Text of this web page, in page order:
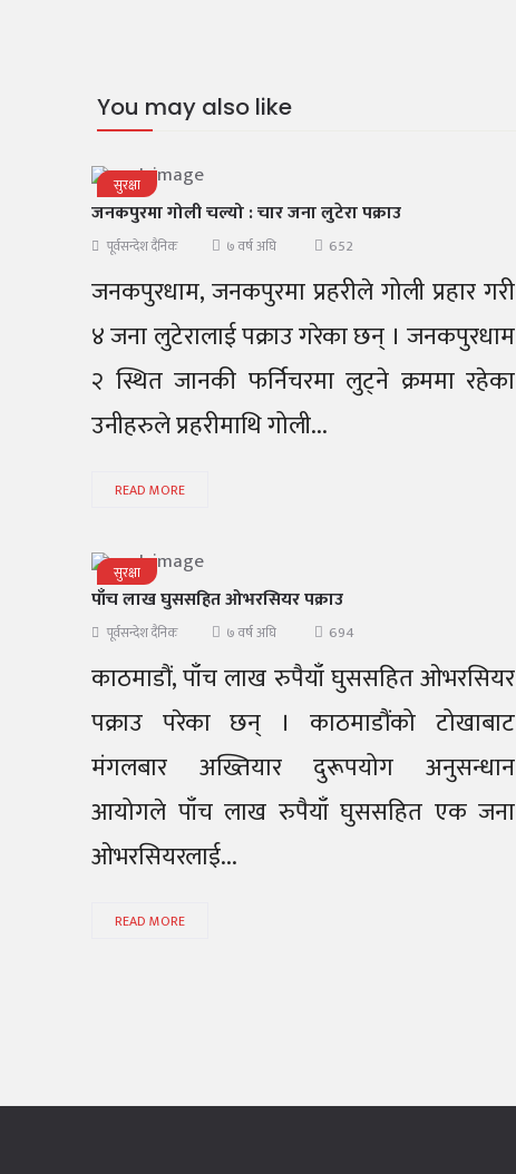
You may also like
सुरक्षा
जनकपुरमा गोली चल्यो : चार जना लुटेरा पक्राउ
पूर्वसन्देश दैनिक ७ वर्ष अघि 652
जनकपुरधाम, जनकपुरमा प्रहरीले गोली प्रहार गरी
४ जना लुटेरालाई पक्राउ गरेका छन् । जनकपुरधाम
२ स्थित जानकी फर्निचरमा लुट्ने क्रममा रहेका
उनीहरुले प्रहरीमाथि गोली...
READ MORE
सुरक्षा
पाँच लाख घुससहित ओभरसियर पक्राउ
पूर्वसन्देश दैनिक ७ वर्ष अघि 694
काठमाडौं, पाँच लाख रुपैयाँ घुससहित ओभरसियर
पक्राउ परेका छन् । काठमाडौंको टोखाबाट
मंगलबार अख्तियार दुरूपयोग अनुसन्धान
आयोगले पाँच लाख रुपैयाँ घुससहित एक जना
ओभरसियरलाई...
READ MORE